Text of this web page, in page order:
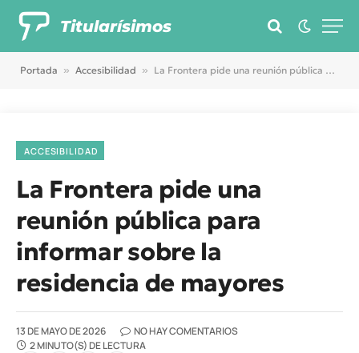
Titularísimos
Portada » Accesibilidad » La Frontera pide una reunión pública para informar sobre la residencia de mayores
ACCESIBILIDAD
La Frontera pide una
reunión pública para
informar sobre la
residencia de mayores
13 DE MAYO DE 2026
NO HAY COMENTARIOS
2 MINUTO(S) DE LECTURA